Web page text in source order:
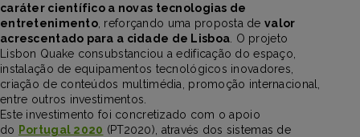
caráter científico a novas tecnologias de
entretenimento, reforçando uma proposta devalor
acrescentado para a cidade de Lisboa . O projeto
Lisbon Quake consubstanciou a edificação do espaço,
instalação de equipamentos tecnológicos inovadores,
criação de conteúdos multimédia, promoção internacional,
entre outros investimentos.
Este investimento foi concretizado com o apoio
do Portugal 2020 (PT2020), através dos sistemas de